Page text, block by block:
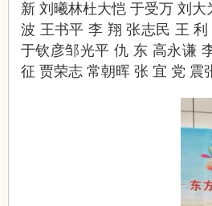
新 刘曦林杜大恺 于受万 刘
波 王书平 李 翔 张志民 王
于钦彦邹光平 仇 东 高永谦
征 贾荣志 常朝晖 张 宜 党 震